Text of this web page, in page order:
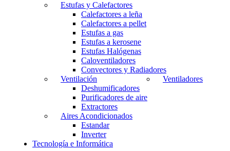
Estufas y Calefactores
Calefactores a leña
Calefactores a pellet
Estufas a gas
Estufas a kerosene
Estufas Halógenas
Caloventiladores
Convectores y Radiadores
Ventilación
Deshumificadores
Purificadores de aire
Extractores
Ventiladores
Aires Acondicionados
Estandar
Inverter
Tecnología e Informática